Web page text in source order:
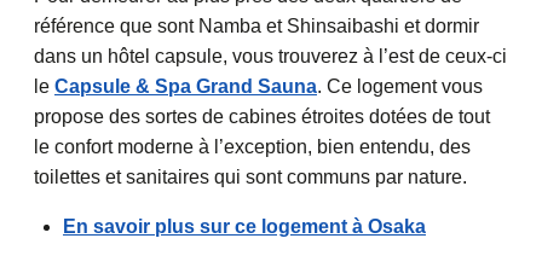
référence que sont Namba et Shinsaibashi et dormir
dans un hôtel capsule, vous trouverez à l’est de ceux-ci
le Capsule & Spa Grand Sauna. Ce logement vous
propose des sortes de cabines étroites dotées de tout
le confort moderne à l’exception, bien entendu, des
toilettes et sanitaires qui sont communs par nature.
En savoir plus sur ce logement à Osaka